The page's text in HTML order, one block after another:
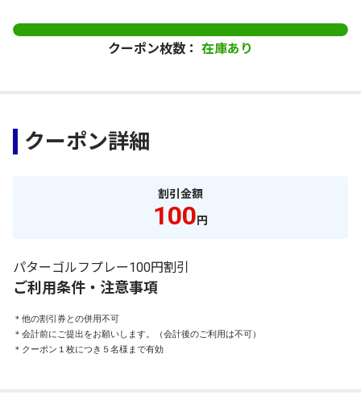
クーポン枚数： 在庫あり
クーポン詳細
割引金額
100円
パターゴルフプレー100円割引
ご利用条件・注意事項
＊他の割引券との併用不可
＊会計前にご提出をお願いします。（会計後のご利用は不可）
＊クーポン１枚につき５名様まで有効